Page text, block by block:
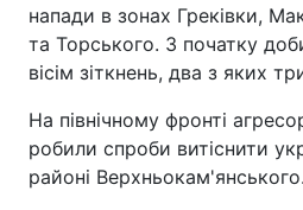
напади в зонах Греківки,
та Торського. З початку
вісім зіткнень, два з яких
На північному фронті
робили спроби витіснити
районі Верхньокам'янського.